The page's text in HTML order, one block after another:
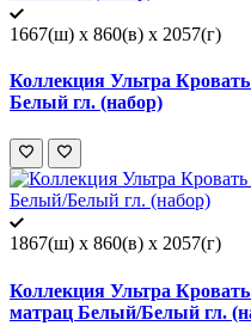
1667(ш) x 860(в) x 2057(г)
Коллекция Ультра
Белый гл. (набор)
1867(ш) x 860(в) x 2057(г)
Коллекция Ультра
матрац Белый/Белый гл.